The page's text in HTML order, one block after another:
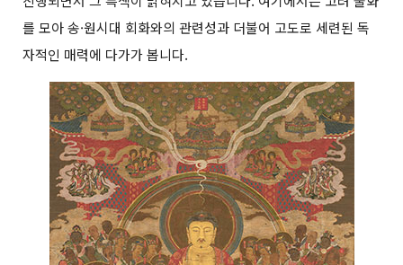
를 모아 송·원시대 회화와의 관련성과 더불어 고도로 세련된 독
자적인 매력에 다가가 봅니다.